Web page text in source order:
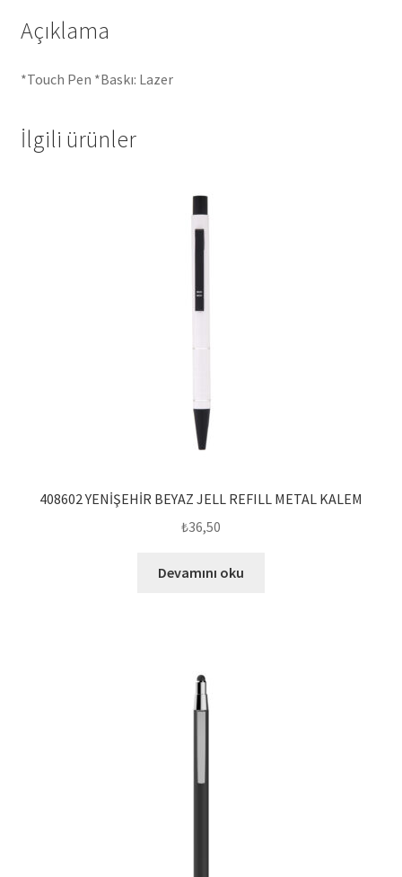
Açıklama
*Touch Pen *Baskı: Lazer
İlgili ürünler
408602 YENİŞEHİR BEYAZ JELL REFILL METAL KALEM
₺36,50
Devamını oku